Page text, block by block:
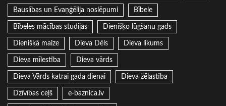
Bauslības un Evaņģēlija noslēpumi Bībele
Bībeles mācības studijas Dienišķo lūgšanu gads
Dienišķā maize Dieva Dēls Dieva likums
Dieva mīlestība Dieva vārds
Dieva Vārds katrai gada dienai Dieva žēlastība
Dzīvības ceļš e-baznica.lv